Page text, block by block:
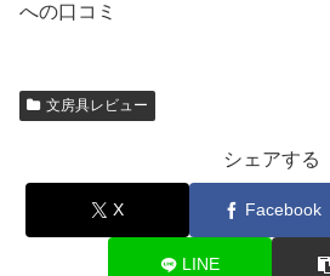
への口コミ
文房具レビュー
シェアする
X Facebook
LINE